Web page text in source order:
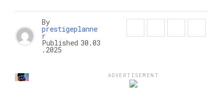
By
prestigeplanne
r
Published 30.03
.2025
ADVERTISEMENT